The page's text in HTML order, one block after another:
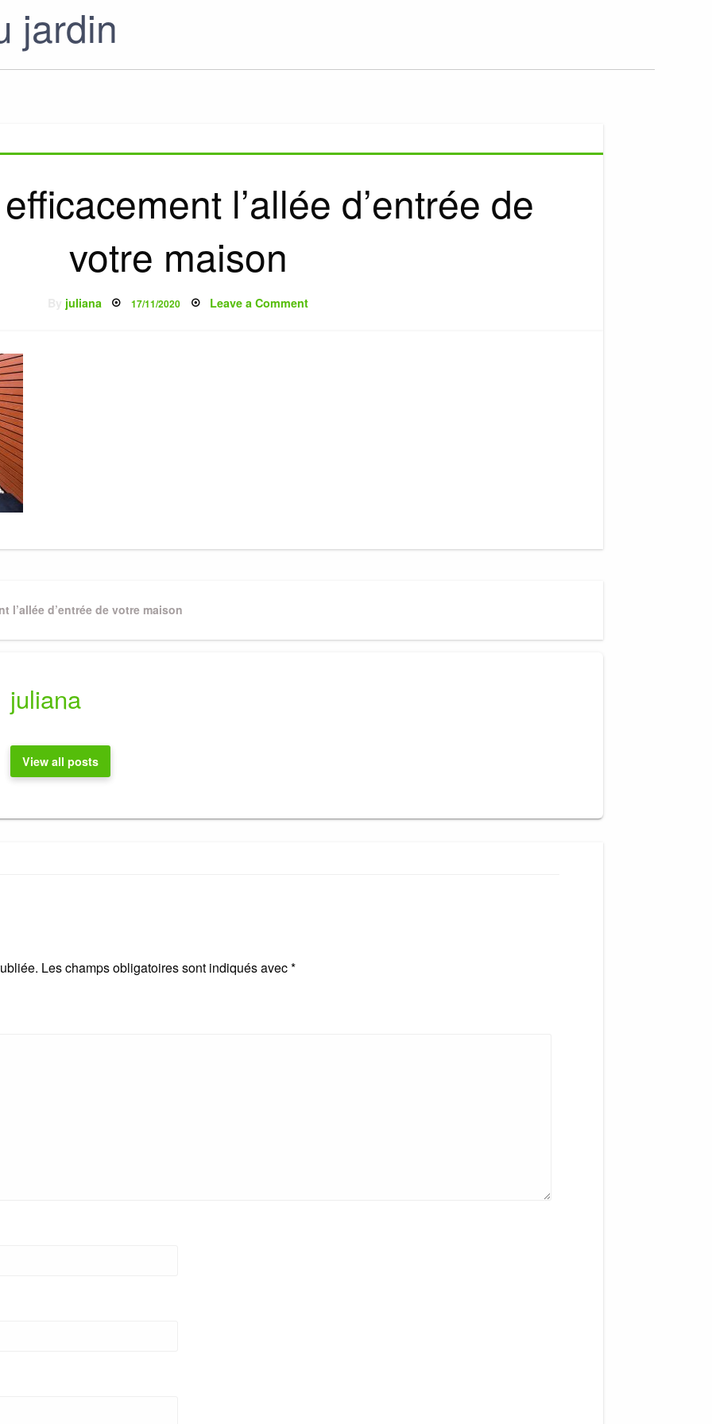
jardin
l’allée d’entrée de
votre maison
juliana Posted
on
17/11/2020 Leave a Commenton
aménager
l’allée d’entrée de votre maison
juliana
View all posts
Les champs obligatoires sont indiqués avec*